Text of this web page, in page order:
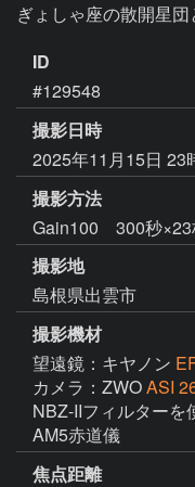
ぎょしゃ座の散開星団
ID
#129548
撮影日時
2025年11月15日 23
撮影方法
Gain100 300秒×23
撮影地
島根県出雲市
撮影機材
望遠鏡：キヤノン
カメラ：ZWOASI
NBZ-IIフィルターを
AM5赤道儀
焦点距離